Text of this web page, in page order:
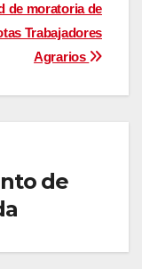
de moratoria de
Trabajadores
Agrarios
de